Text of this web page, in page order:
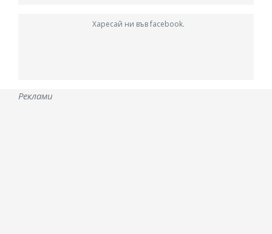
Харесай ни във facebook.
Реклами